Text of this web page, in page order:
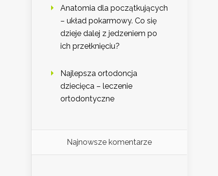
Anatomia dla początkujących
– układ pokarmowy. Co się
dzieje dalej z jedzeniem po
ich przełknięciu?
Najlepsza ortodoncja
dziecięca – leczenie
ortodontyczne
Najnowsze komentarze